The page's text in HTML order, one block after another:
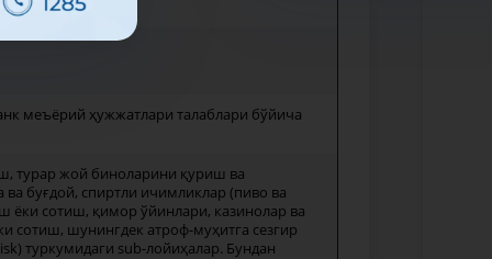
меъёрий ҳужжатлари талаблари бўйича
турар жой биноларини қуриш ва
буғдой, спиртли ичимликлар (пиво ва
сотиш, қимор ўйинлари, казинолар ва
сотиш, шунингдек атроф-муҳитга сезгир
туркумидаги sub-лойиҳалар. Бундан